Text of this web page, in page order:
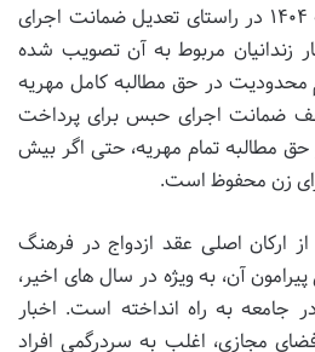
قانون جدید پرداخت مهریه ۱۴۰۴ در راستای تعدیل ضمانت اجرای
زندانیان مربوط به آن تصویب شده
در حق مطالبه کامل مهریه
ضمانت اجرای حبس برای پرداخت
مطالبه تمام مهریه، حتی اگر بیش
ارکان اصلی عقد ازدواج در فرهنگ
پیرامون آن، به ویژه در سال های اخیر،
جامعه به راه انداخته است. اخبار
مجازی، اغلب به سردرگمی افراد